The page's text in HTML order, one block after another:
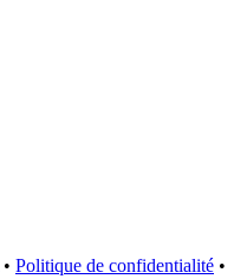
• Politique de confidentialité •